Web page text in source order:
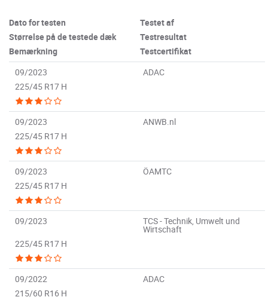
Dato for testen
Testet af
Størrelse på de testede dæk
Testresultat
Bemærkning
Testcertifikat
09/2023
ADAC
225/45 R17 H
09/2023
ANWB.nl
225/45 R17 H
09/2023
ÖAMTC
225/45 R17 H
09/2023 TCS - Technik, Umwelt und
Wirtschaft
225/45 R17 H
09/2022
ADAC
215/60 R16 H